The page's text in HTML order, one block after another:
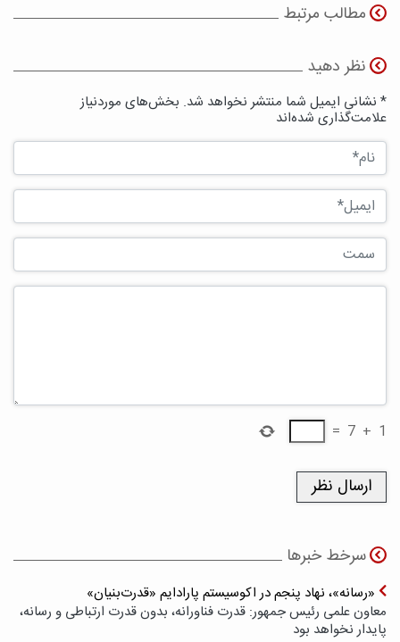
مطالب مرتبط
نظر دهید
* نشانی ایمیل شما منتشر نخواهد شد. بخش‌های موردنیاز
علامت‌گذاری شده‌اند
1
+
7
=
سرخط خبرها
«رسانه»، نهاد پنجم در اکوسیستم پارادایم «قدرت‌بنیان»
معاون علمی رئیس جمهور: قدرت فناورانه، بدون قدرت ارتباطی و رسانه،
پایدار نخواهد بود